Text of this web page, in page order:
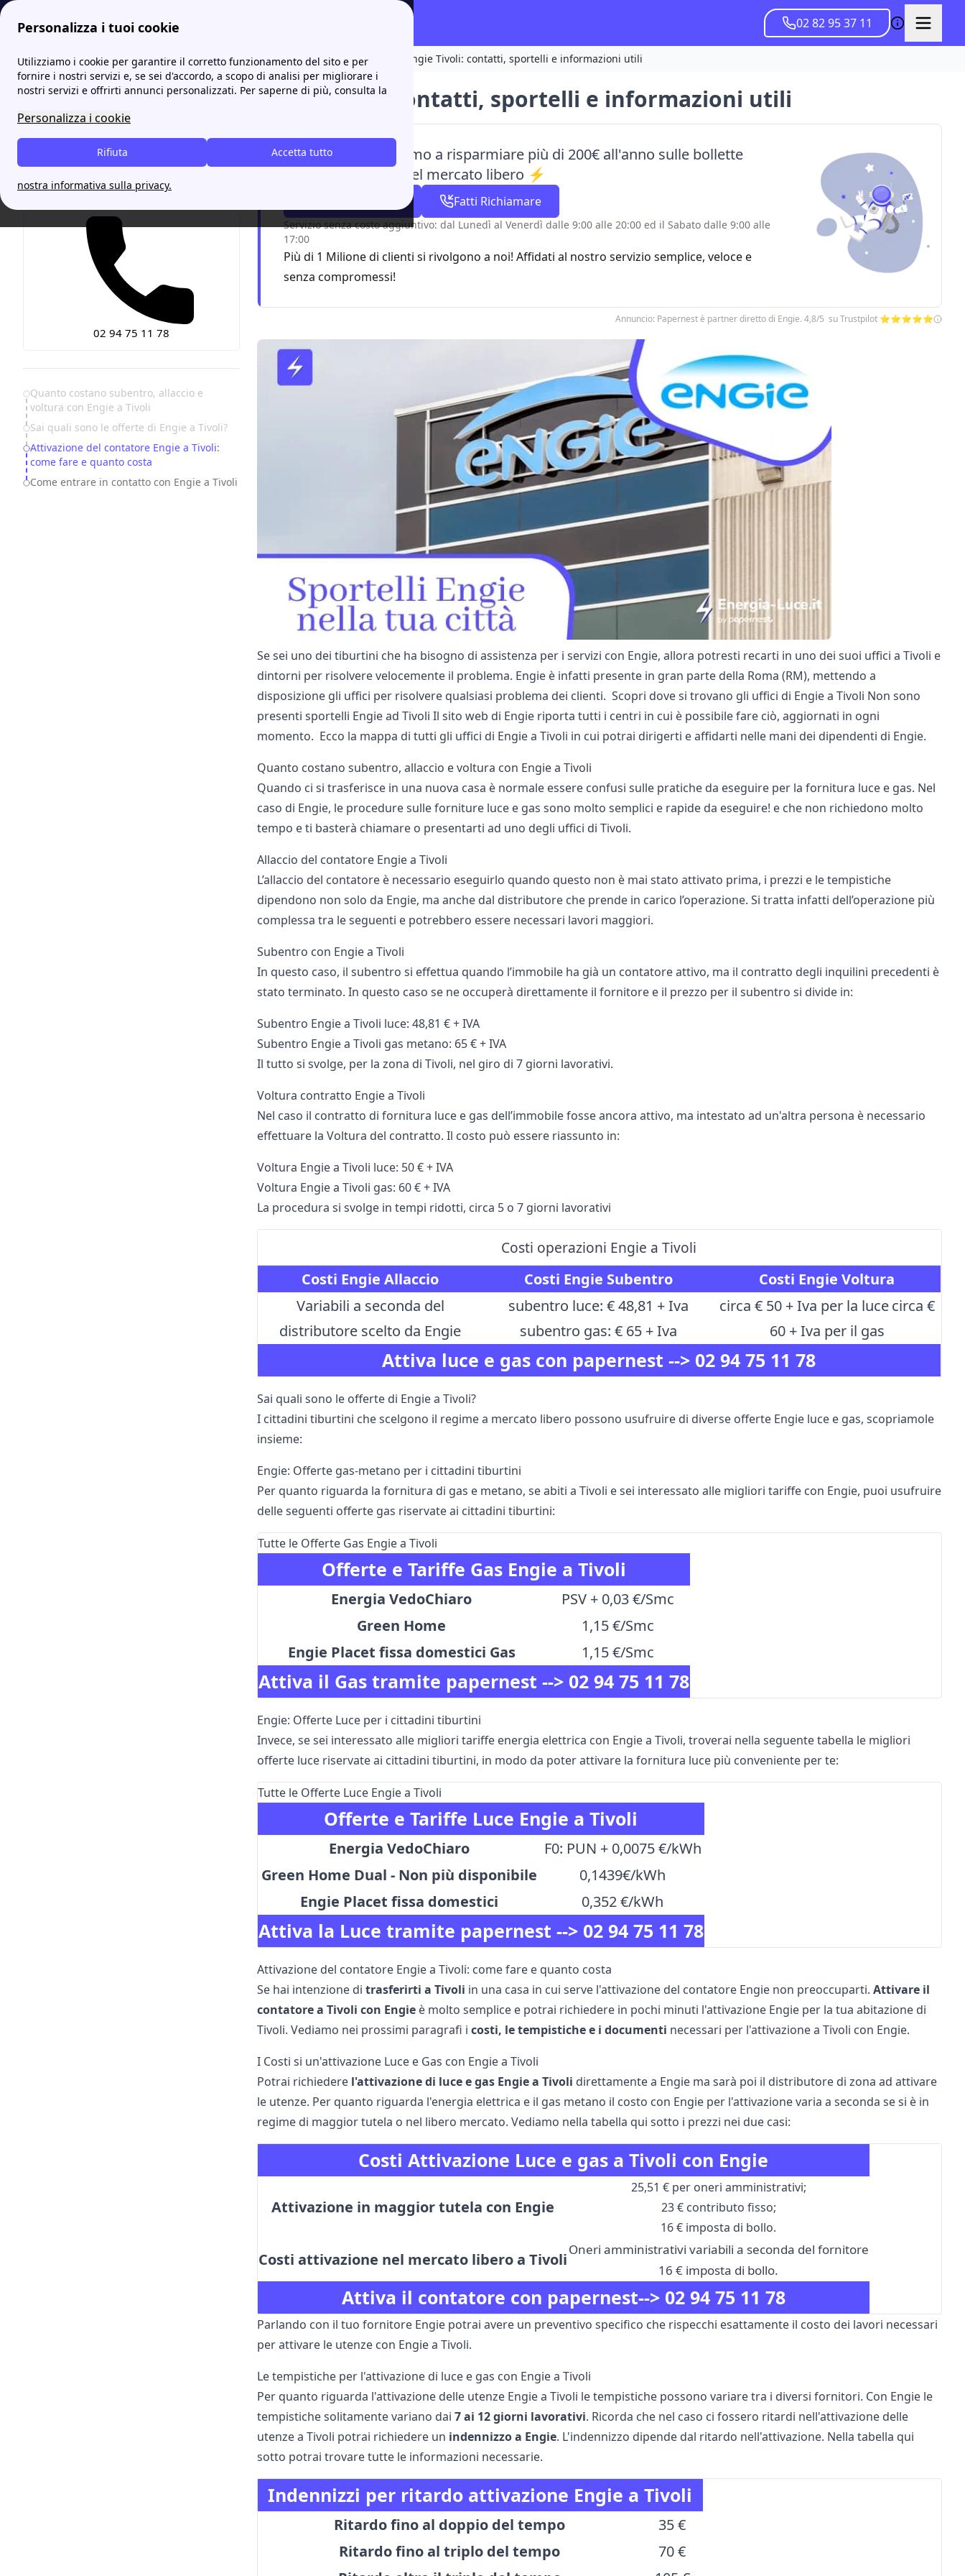
Personalizza i tuoi cookie
Utilizziamo i cookie per garantire il corretto funzionamento del sito e per
fornire i nostri servizi e, se sei d'accordo, a scopo di analisi per migliorare i
nostri servizi e offrirti annunci personalizzati. Per saperne di più, consulta la
Personalizza i cookie
Accetta tutto
Rifiuta
nostra informativa sulla privacy.
02 82 95 37 11
Energia-Luce.it Sportelli ENGIE: l'elenco completo per trovare il più comodo! Engie Tivoli: contatti, sportelli e informazioni utili
02 94 75 11 78
Table of Contents
Quanto costano subentro, allaccio e
voltura con Engie a Tivoli
Sai quali sono le offerte di Engie a Tivoli?
Attivazione del contatore Engie a Tivoli:
come fare e quanto costa
Come entrare in contatto con Engie a Tivoli
Engie Tivoli: contatti, sportelli e informazioni utili
Chiamaci e ti aiutiamo a risparmiare più di 200€ all'anno sulle bollette
grazie alle offerte del mercato libero ⚡
Fatti Richiamare
Servizio senza costo aggiuntivo: dal Lunedì al Venerdì dalle 9:00 alle 20:00 ed il Sabato dalle 9:00 alle
17:00
Più di 1 Milione di clienti si rivolgono a noi! Affidati al nostro servizio semplice, veloce e
senza compromessi!
Annuncio: Papernest è partner diretto di Engie. 4,8/5 su Trustpilot ⭐⭐⭐⭐⭐
Se sei uno dei tiburtini che ha bisogno di assistenza per i servizi con Engie, allora potresti recarti in uno dei suoi uffici a Tivoli e
dintorni per risolvere velocemente il problema. Engie è infatti presente in gran parte della Roma (RM), mettendo a
disposizione gli uffici per risolvere qualsiasi problema dei clienti. Scopri dove si trovano gli uffici di Engie a Tivoli Non sono
presenti sportelli Engie ad Tivoli Il sito web di Engie riporta tutti i centri in cui è possibile fare ciò, aggiornati in ogni
momento. Ecco la mappa di tutti gli uffici di Engiea Tivoli in cui potrai dirigerti e affidarti nelle mani dei dipendenti di Engie.
Quanto costano subentro, allaccio e voltura con Engie a Tivoli
Quando ci si trasferisce in una nuova casa è normale essere confusi sulle pratiche da eseguire per la fornitura luce e gas. Nel
caso di Engie, le procedure sulle forniture luce e gas sono molto semplici e rapide da eseguire! e che non richiedono molto
tempo e ti basterà chiamare o presentarti ad uno degli uffici di Tivoli.
Allaccio del contatore Engie a Tivoli
L’allaccio del contatore è necessario eseguirlo quando questo non è mai stato attivato prima, i prezzi e le tempistiche
dipendono non solo da Engie, ma anche dal distributore che prende in carico l’operazione. Si tratta infatti dell’operazione più
complessa tra le seguenti e potrebbero essere necessari lavori maggiori.
Subentro con Engie a Tivoli
In questo caso, il subentro si effettua quando l’immobile ha già un contatore attivo, ma il contratto degli inquilini precedenti è
stato terminato. In questo caso se ne occuperà direttamente il fornitore e il prezzo per il subentro si divide in:
Subentro Engie a Tivoli luce: 48,81 € + IVA
Subentro Engie a Tivoli gas metano: 65 € + IVA
Il tutto si svolge, per la zona di Tivoli, nel giro di 7 giorni lavorativi.
Voltura contratto Engie a Tivoli
Nel caso il contratto di fornitura luce e gas dell’immobile fosse ancora attivo, ma intestato ad un'altra persona è necessario
effettuare la Voltura del contratto. Il costo può essere riassunto in:
Voltura Engie a Tivoli luce: 50 € + IVA
Voltura Engie a Tivoli gas: 60 € + IVA
La procedura si svolge in tempi ridotti, circa 5 o 7 giorni lavorativi
Costi operazioni Engie a Tivoli
Attiva luce e gas con papernest --> 02 94 75 11 78
Costi Engie Allaccio Costi Engie Subentro
Costi Engie Voltura
Variabili a seconda del
distributore scelto da Engie
subentro luce: € 48,81 + Iva
subentro gas: € 65 + Iva
circa € 50 + Iva per la lucecirca €
60 + Iva per il gas
Sai quali sono le offerte di Engie a Tivoli?
I cittadini tiburtini che scelgono il regime a mercato libero possono usufruire di diverse offerte Engie luce e gas, scopriamole
insieme:
Engie: Offerte gas-metano per i cittadini tiburtini
Per quanto riguarda la fornitura di gas e metano, se abiti a Tivoli e sei interessato alle migliori tariffe con Engie, puoi usufruire
delle seguenti offerte gas riservate ai cittadini tiburtini:
Tutte le Offerte Gas Engie a Tivoli
Attiva il Gas tramite papernest --> 02 94 75 11 78
Offerte e Tariffe Gas Engie a Tivoli
Energia VedoChiaro
PSV + 0,03 €/Smc
Green Home
1,15 €/Smc
Engie Placet fissa domestici Gas
1,15 €/Smc
Engie: Offerte Luce per i cittadini tiburtini
Invece, se sei interessato alle migliori tariffe energia elettrica con Engie a Tivoli, troverai nella seguente tabella le migliori
offerte luce riservate ai cittadini tiburtini, in modo da poter attivare la fornitura luce più conveniente per te:
Tutte le Offerte Luce Engie a Tivoli
Attiva la Luce tramite papernest --> 02 94 75 11 78
Offerte e Tariffe Luce Engie a Tivoli
Energia VedoChiaro
F0: PUN + 0,0075 €/kWh
Green Home Dual - Non più disponibile
0,1439€/kWh
Engie Placet fissa domestici
0,352 €/kWh
Attivazione del contatore Engie a Tivoli: come fare e quanto costa
Se hai intenzione di trasferirti a Tivoli in una casa in cui serve l'attivazione del contatore Engie non preoccuparti. Attivare il
contatore a Tivoli con Engieè molto semplice e potrai richiedere in pochi minuti l'attivazione Engie per la tua abitazione di
Tivoli. Vediamo nei prossimi paragrafi i costi, le tempistiche e i documenti necessari per l'attivazione a Tivoli con Engie.
I Costi si un'attivazione Luce e Gas con Engie a Tivoli
Potrai richiedere l'attivazione di luce e gas Engie a Tivoli direttamente a Engie ma sarà poi il distributore di zona ad attivare
le utenze. Per quanto riguarda l'energia elettrica e il gas metano il costo con Engie per l'attivazione varia a seconda se si è in
regime di maggior tutela o nel libero mercato. Vediamo nella tabella qui sotto i prezzi nei due casi:
Attiva il contatore con papernest--> 02 94 75 11 78
Costi Attivazione Luce e gas a Tivoli con Engie
Attivazione in maggior tutela con Engie
25,51 € per oneri amministrativi;
23 € contributo fisso;
16 € imposta di bollo.
Costi attivazione nel mercato libero a Tivoli
Oneri amministrativi variabili a seconda del fornitore
16 € imposta di bollo.
Parlando con il tuo fornitore Engie potrai avere un preventivo specifico che rispecchi esattamente il costo dei lavori necessari
per attivare le utenze con Engie a Tivoli.
Le tempistiche per l'attivazione di luce e gas con Engie a Tivoli
Per quanto riguarda l'attivazione delle utenze Engie a Tivoli le tempistiche possono variare tra i diversi fornitori. Con Engie le
tempistiche solitamente variano dai 7 ai 12 giorni lavorativi. Ricorda che nel caso ci fossero ritardi nell'attivazione delle
utenze a Tivoli potrai richiedere un indennizzo a Engie. L'indennizzo dipende dal ritardo nell'attivazione. Nella tabella qui
sotto potrai trovare tutte le informazioni necessarie.
Indennizzi per ritardo attivazione Engie a Tivoli
Ritardo fino al doppio del tempo
35 €
Ritardo fino al triplo del tempo
70 €